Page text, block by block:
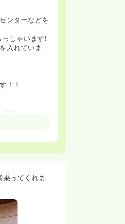
ンターなどを
しゃいます!
入れていま
！！
す。
護、感染症
ってくれま